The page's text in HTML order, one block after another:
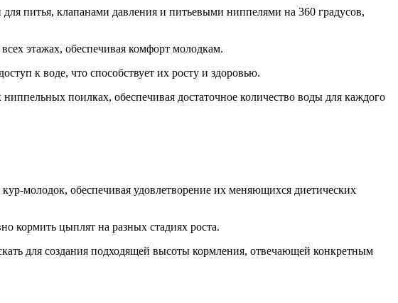
питья, клапанами давления и питьевыми ниппелями на 360 градусов,
этажах, обеспечивая комфорт молодкам.
к воде, что способствует их росту и здоровью.
поилках, обеспечивая достаточное количество воды для каждого
молодок, обеспечивая удовлетворение их меняющихся диетических
кормить цыплят на разных стадиях роста.
для создания подходящей высоты кормления, отвечающей конкретным